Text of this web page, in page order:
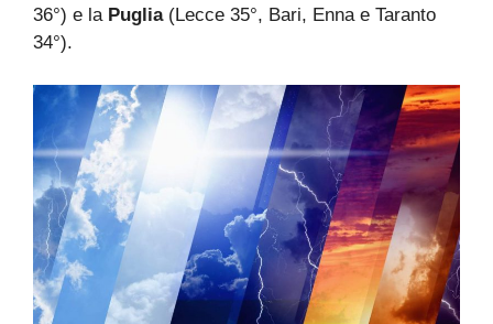
36°) e laPuglia(Lecce 35°, Bari, Enna e Taranto
34°).